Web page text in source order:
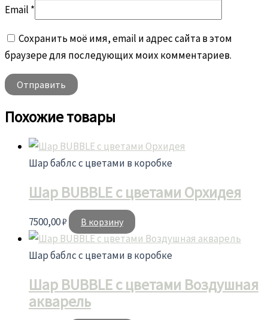
Email *
Сохранить моё имя, email и адрес сайта в этом
браузере для последующих моих комментариев.
Похожие товары
Шар баблс с цветами в коробке
Шар BUBBLE c цветами Орхидея
7500,00₽ В корзину
Шар баблс с цветами в коробке
Шар BUBBLE c цветами Воздушная
акварель